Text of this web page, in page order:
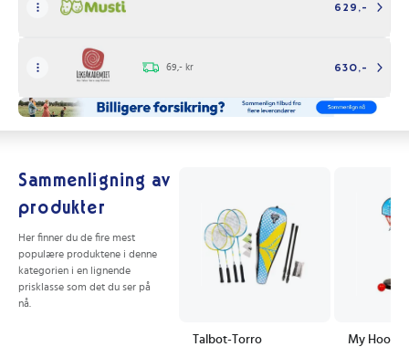
629,-
69,- kr 630,-
Sammenligning av
produkter
Her finner du de fire mest
populære produktene i denne
kategorien i en lignende
prisklasse som det du ser på
nå.
Talbot-Torro
My Hood